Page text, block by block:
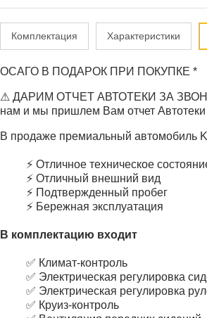
Комплектация Характеристики
ОСАГО В ПОДАРОК ПРИ ПОКУПКЕ *
⚠ ДАРИМ ОТЧЕТ АВТОТЕКИ ЗА
нам и мы пришлем Вам отчет
В продаже премиальный автомобиль
⚡ Отличное техническое
⚡ Отличный внешний вид
⚡ Подтвержденный пробег
⚡ Бережная эксплуатация
В комплектацию входит
✅ Климат-контроль
✅ Электрическая регулировка
✅ Электрическая регулировка
✅ Круиз-контроль